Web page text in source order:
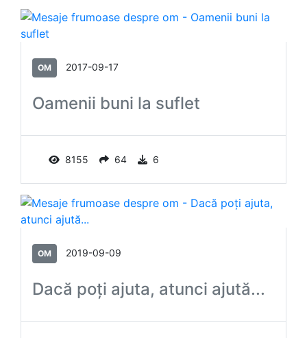
OM 2017-09-17
Oamenii buni la suflet
8155 64 6
OM 2019-09-09
Dacă poți ajuta, atunci ajută...